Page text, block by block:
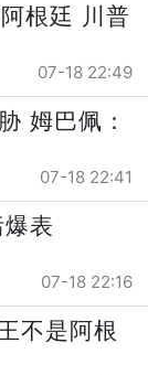
根廷 川普
07-18 22:49
姆巴佩：
07-18 22:41
表
07-18 22:16
不是阿根